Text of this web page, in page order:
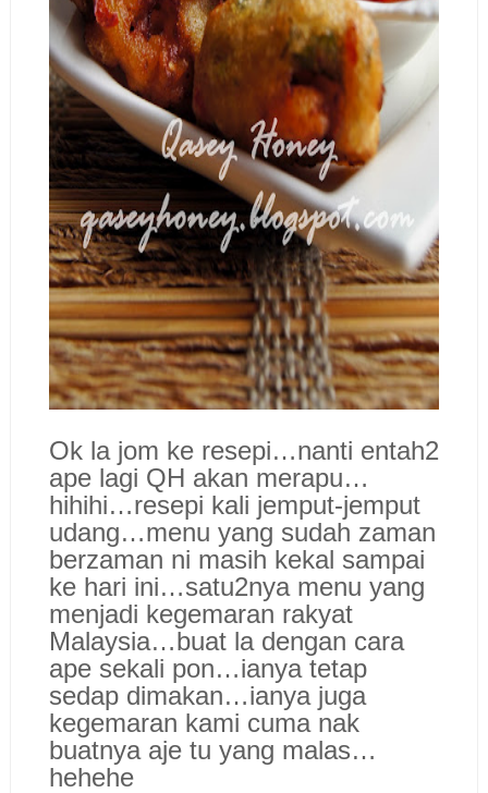
Ok la jom ke resepi…nanti entah2
ape lagi QH akan merapu…
hihihi…resepi kali jemput-jemput
udang…menu yang sudah zaman
berzaman ni masih kekal sampai
ke hari ini…satu2nya menu yang
menjadi kegemaran rakyat
Malaysia…buat la dengan cara
ape sekali pon…ianya tetap
sedap dimakan…ianya juga
kegemaran kami cuma nak
buatnya aje tu yang malas…
hehehe